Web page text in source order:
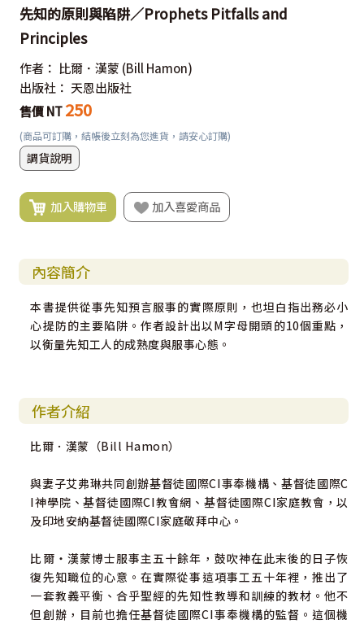
先知的原則與陷阱／Prophets Pitfalls and
Principles
作者： 比爾．漢蒙 (Bill Hamon)
出版社： 天恩出版社
售價 NT 250
(商品可訂購，結帳後立刻為您進貨，請安心訂購)
調貨說明
加入購物車 加入喜愛商品
內容簡介
本書提供從事先知預言服事的實際原則，也坦白指出務必小
心提防的主要陷阱。作者設計出以M字母開頭的10個重點，
以衡量先知工人的成熟度與服事心態。
作者介紹
比爾．漢蒙（Bill Hamon）
與妻子艾弗琳共同創辦基督徒國際CI事奉機構、基督徒國際C
I神學院、基督徒國際CI教會網、基督徒國際CI家庭教會，以
及印地安納基督徒國際CI家庭敬拜中心。
比爾‧漢蒙博士服事主五十餘年，鼓吹神在此末後的日子恢
復先知職位的心意。在實際從事這項事工五十年裡，推出了
一套教義平衡、合乎聖經的先知性教導和訓練的教材。他不
但創辦，目前也擔任基督徒國際CI事奉機構的監督。這個機